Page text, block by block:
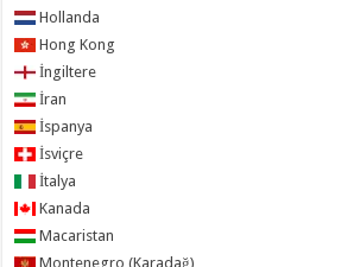
Hollanda
Hong Kong
İngiltere
İran
İspanya
İsviçre
İtalya
Kanada
Macaristan
Montenegro (Karadağ)